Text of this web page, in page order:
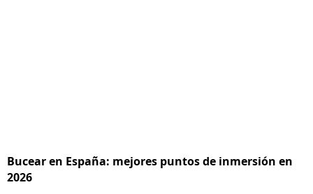
Bucear en España: mejores puntos de inmersión en
2026